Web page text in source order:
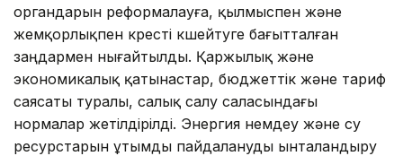
органдарын реформалауға, қылмыспен және
жемқорлықпен күресті күшейтуге бағытталған
заңдармен нығайтылды. Қаржылық және
экономикалық қатынастар, бюджеттік және тариф
саясаты туралы, салық салу саласындағы
нормалар жетілдірілді. Энергия үнемдеу және су
ресурстарын ұтымды пайдалануды ынталандыру